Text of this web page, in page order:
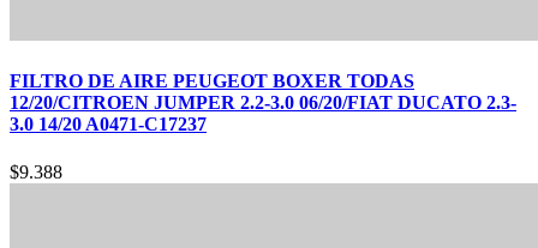
FILTRO DE AIRE PEUGEOT BOXER TODAS
12/20/CITROEN JUMPER 2.2-3.0 06/20/FIAT DUCATO 2.3-
3.0 14/20 A0471-C17237
$9.388